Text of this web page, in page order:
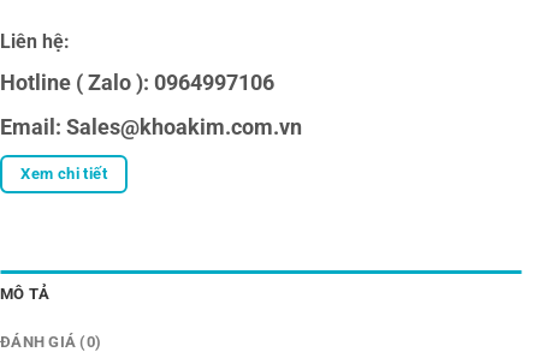
Liên hệ:
Hotline ( Zalo ): 0964997106
Email: Sales@khoakim.com.vn
Xem chi tiết
MÔ TẢ
ĐÁNH GIÁ (0)